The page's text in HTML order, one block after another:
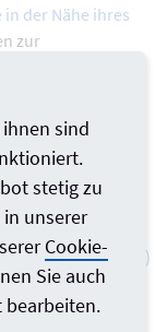
der Nähe ihres
zur
ausländischer
– BQFG NRW)
ihnen sind
stetig zu
unserer
Cookie-
Sie auch
bearbeiten.